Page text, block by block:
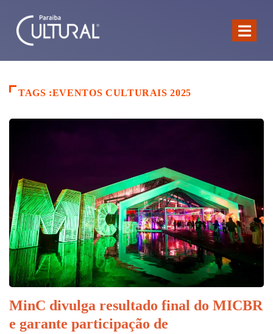
TAGS :EVENTOS CULTURAIS 2025
MinC divulga resultado final do MICBR
e garante participação de